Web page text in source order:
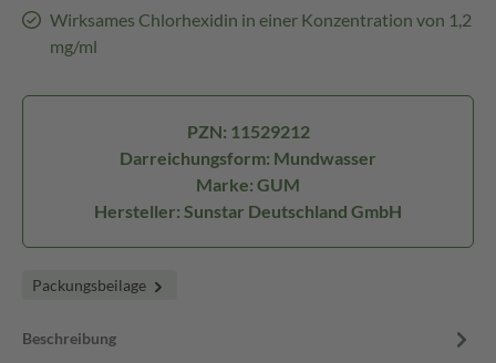
Wirksames Chlorhexidin in einer Konzentration von 1,2
mg/ml
PZN: 11529212
Darreichungsform: Mundwasser
Marke: GUM
Hersteller: Sunstar Deutschland GmbH
Packungsbeilage
Beschreibung